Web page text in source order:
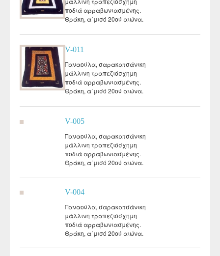
ποδιά αρραβωνιασμένης.
Θράκη, α΄μισό 20ού αιώνα.
V-011
Παναούλα, σαρακατσάνικη
μάλλινη τραπεζιόσχημη
ποδιά αρραβωνιασμένης.
Θράκη, α΄μισό 20ού αιώνα.
V-005
Παναούλα, σαρακατσάνικη
μάλλινη τραπεζιόσχημη
ποδιά αρραβωνιασμένης.
Θράκη, α΄μισό 20ού αιώνα.
V-004
Παναούλα, σαρακατσάνικη
μάλλινη τραπεζιόσχημη
ποδιά αρραβωνιασμένης.
Θράκη, α΄μισό 20ού αιώνα.